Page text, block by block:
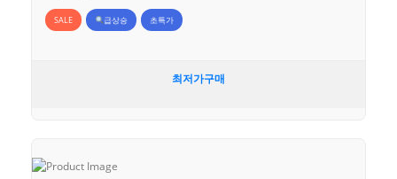
SALE 급상승 초특가
최저가구매